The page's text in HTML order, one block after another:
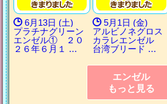
6月13日 (土)
プラチナグリーン
エンゼル① ２０
２６年６月１ …
5月1日 (金)
アルビノネグロス
カラレエンゼル
台湾ブリード …
エンゼル
もっと見る